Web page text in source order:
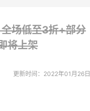
全场低至3折+部分
将上架
更新时间：2022年01月26日